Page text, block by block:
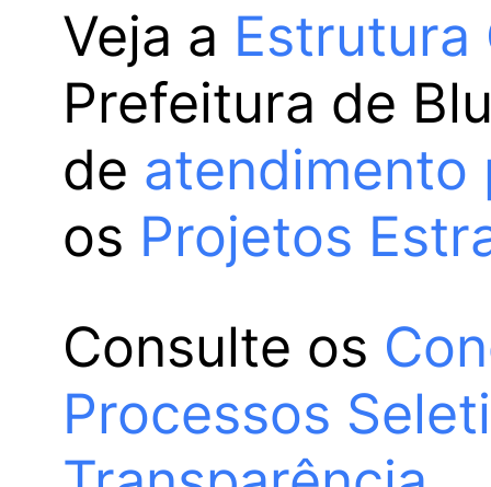
Veja a Estrutura
Prefeitura de
de atendimento
os Projetos
Consulte os
Processos